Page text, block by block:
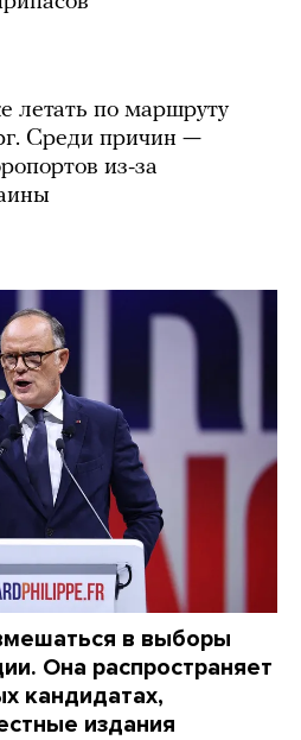
летать по маршруту
Среди причин —
из-за
в выборы
Она распространяет
кандидатах,
издания